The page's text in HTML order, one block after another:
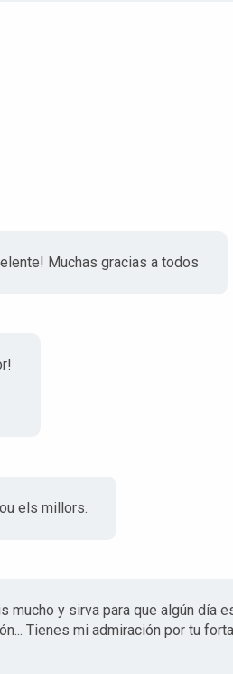
Muchas gracias a todos
els millors.
mucho y sirva para que algún día
Tienes mi admiración por tu